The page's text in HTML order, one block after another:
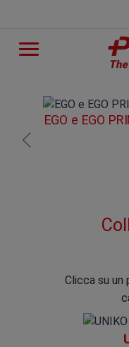
EGO e EGO
Clicca su